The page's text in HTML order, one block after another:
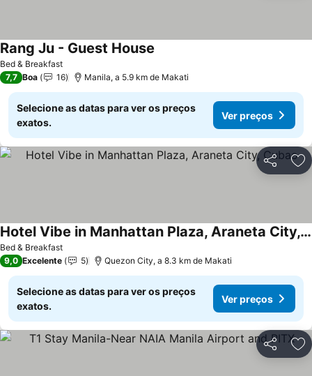
Bed & Breakfast
Rang Ju - Guest House
7,7 Boa 16 Manila, a 5.9 km de Makati
Selecione as datas para ver os preços
exatos.
Ver preços
Partilhar
Bed & Breakfast
Hotel Vibe in Manhattan Plaza, Araneta City, Cubao
9,0 Excelente 5 Quezon City, a 8.3 km de Makati
Selecione as datas para ver os preços
exatos.
Ver preços
Partilhar